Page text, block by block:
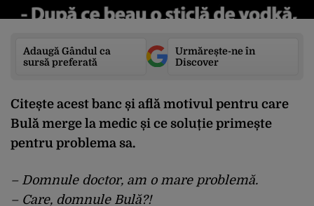
Adaugă Gândul ca
sursă preferată
Urmărește-ne în
Discover
Citește acest banc și află motivul pentru care
Bulă merge la medic și ce soluție primește
pentru problema sa.
– Domnule doctor, am o mare problemă.
– Care, domnule Bulă?!